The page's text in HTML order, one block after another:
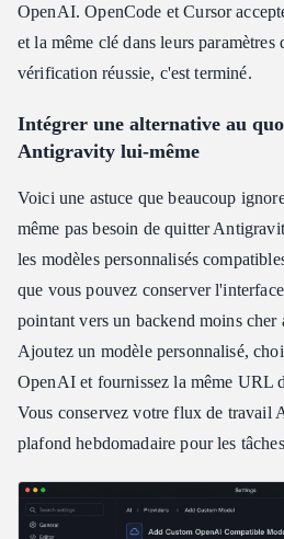
OpenAI. OpenCode et Cursor
et la même clé dans leurs
vérification réussie, c'est terminé.
Intégrer une alternative au
Antigravity lui-même
Voici une astuce que beaucoup
même pas besoin de quitter
les modèles personnalisés
que vous pouvez conserver
pointant vers un backend moins cher
Ajoutez un modèle personnalisé,
OpenAI et fournissez la même URL
Vous conservez votre flux de travail
plafond hebdomadaire pour les